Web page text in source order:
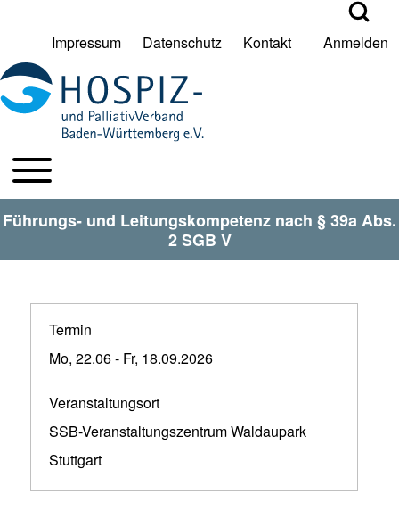
Suche Schließen
Suche
User account menu
Impressum Datenschutz Kontakt Anmelden
HPV BW Hauptmenu
Toggle main menu
Führungs- und Leitungskompetenz nach § 39a Abs.
2 SGB V
Termin
Mo, 22.06- Fr, 18.09.2026
Veranstaltungsort
SSB-Veranstaltungszentrum Waldaupark
Stuttgart